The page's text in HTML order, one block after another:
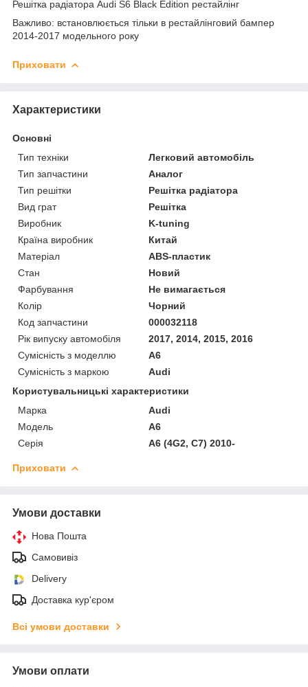
Решітка радіатора Audi S6 Black Edition рестайлінг
Важливо: встановлюється тільки в рестайлінговий бампер
2014-2017 модельного року
Приховати
Характеристики
Основні
Тип техніки
Легковий автомобіль
Тип запчастини
Аналог
Тип решітки
Решітка радіатора
Вид грат
Решітка
Виробник
K-tuning
Країна виробник
Китай
Матеріал
ABS-пластик
Стан
Новий
Фарбування
Не вимагається
Колір
Чорний
Код запчастини
000032118
Рік випуску автомобіля
2017, 2014, 2015, 2016
Сумісність з моделлю
A6
Сумісність з маркою
Audi
Користувальницькі характеристики
Марка
Audi
Модель
A6
Серія
A6 (4G2, C7) 2010-
Приховати
Умови доставки
Нова Пошта
Самовивіз
Delivery
Доставка кур'єром
Всі умови доставки
Умови оплати